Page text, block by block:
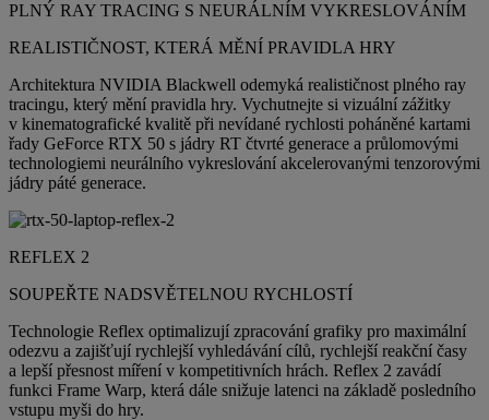
PLNÝ RAY TRACING S NEURÁLNÍM VYKRESLOVÁNÍM
REALISTIČNOST, KTERÁ MĚNÍ PRAVIDLA HRY
Architektura NVIDIA Blackwell odemyká realističnost plného ray
tracingu, který mění pravidla hry. Vychutnejte si vizuální zážitky
v kinematografické kvalitě při nevídané rychlosti poháněné kartami
řady GeForce RTX 50 s jádry RT čtvrté generace a průlomovými
technologiemi neurálního vykreslování akcelerovanými tenzorovými
jádry páté generace.
REFLEX 2
SOUPEŘTE NADSVĚTELNOU RYCHLOSTÍ
Technologie Reflex optimalizují zpracování grafiky pro maximální
odezvu a zajišťují rychlejší vyhledávání cílů, rychlejší reakční časy
a lepší přesnost míření v kompetitivních hrách. Reflex 2 zavádí
funkci Frame Warp, která dále snižuje latenci na základě posledního
vstupu myši do hry.